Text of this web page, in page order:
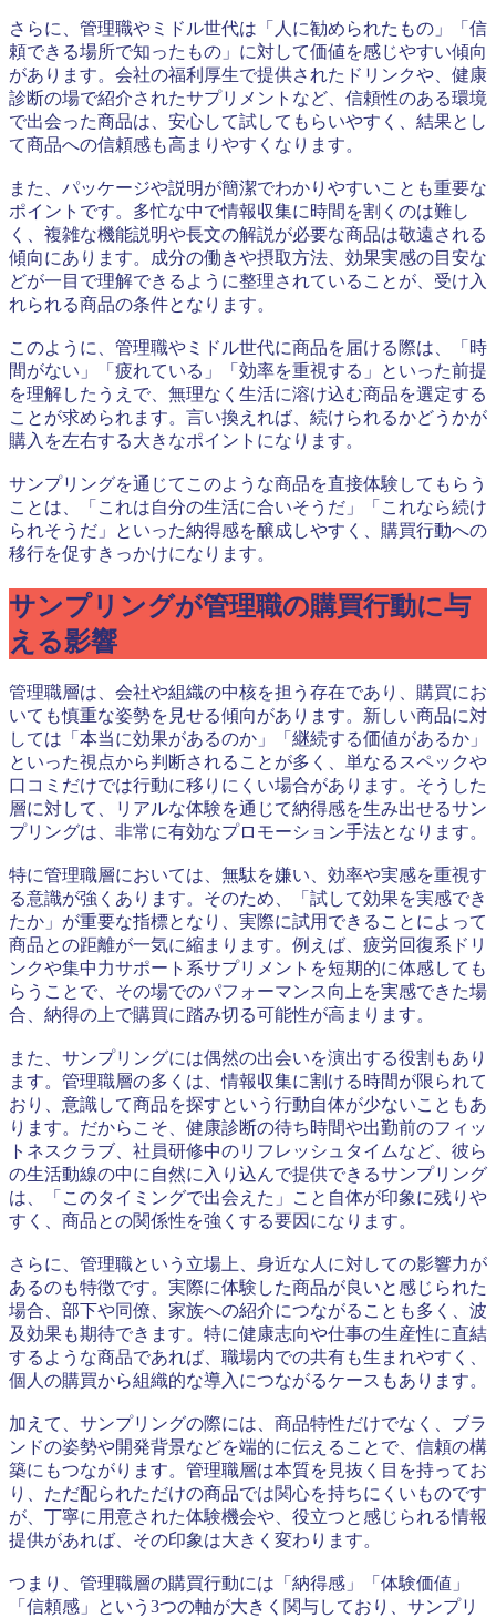
さらに、管理職やミドル世代は「人に勧められたもの」「信
頼できる場所で知ったもの」に対して価値を感じやすい傾向
があります。会社の福利厚生で提供されたドリンクや、健康
診断の場で紹介されたサプリメントなど、信頼性のある環境
で出会った商品は、安心して試してもらいやすく、結果とし
て商品への信頼感も高まりやすくなります。
また、パッケージや説明が簡潔でわかりやすいことも重要な
ポイントです。多忙な中で情報収集に時間を割くのは難し
く、複雑な機能説明や長文の解説が必要な商品は敬遠される
傾向にあります。成分の働きや摂取方法、効果実感の目安な
どが一目で理解できるように整理されていることが、受け入
れられる商品の条件となります。
このように、管理職やミドル世代に商品を届ける際は、「時
間がない」「疲れている」「効率を重視する」といった前提
を理解したうえで、無理なく生活に溶け込む商品を選定する
ことが求められます。言い換えれば、続けられるかどうかが
購入を左右する大きなポイントになります。
サンプリングを通じてこのような商品を直接体験してもらう
ことは、「これは自分の生活に合いそうだ」「これなら続け
られそうだ」といった納得感を醸成しやすく、購買行動への
移行を促すきっかけになります。
サンプリングが管理職の購買行動に与
える影響
管理職層は、会社や組織の中核を担う存在であり、購買にお
いても慎重な姿勢を見せる傾向があります。新しい商品に対
しては「本当に効果があるのか」「継続する価値があるか」
といった視点から判断されることが多く、単なるスペックや
口コミだけでは行動に移りにくい場合があります。そうした
層に対して、リアルな体験を通じて納得感を生み出せるサン
プリングは、非常に有効なプロモーション手法となります。
特に管理職層においては、無駄を嫌い、効率や実感を重視す
る意識が強くあります。そのため、「試して効果を実感でき
たか」が重要な指標となり、実際に試用できることによって
商品との距離が一気に縮まります。例えば、疲労回復系ドリ
ンクや集中力サポート系サプリメントを短期的に体感しても
らうことで、その場でのパフォーマンス向上を実感できた場
合、納得の上で購買に踏み切る可能性が高まります。
また、サンプリングには偶然の出会いを演出する役割もあり
ます。管理職層の多くは、情報収集に割ける時間が限られて
おり、意識して商品を探すという行動自体が少ないこともあ
ります。だからこそ、健康診断の待ち時間や出勤前のフィッ
トネスクラブ、社員研修中のリフレッシュタイムなど、彼ら
の生活動線の中に自然に入り込んで提供できるサンプリング
は、「このタイミングで出会えた」こと自体が印象に残りや
すく、商品との関係性を強くする要因になります。
さらに、管理職という立場上、身近な人に対しての影響力が
あるのも特徴です。実際に体験した商品が良いと感じられた
場合、部下や同僚、家族への紹介につながることも多く、波
及効果も期待できます。特に健康志向や仕事の生産性に直結
するような商品であれば、職場内での共有も生まれやすく、
個人の購買から組織的な導入につながるケースもあります。
加えて、サンプリングの際には、商品特性だけでなく、ブラ
ンドの姿勢や開発背景などを端的に伝えることで、信頼の構
築にもつながります。管理職層は本質を見抜く目を持ってお
り、ただ配られただけの商品では関心を持ちにくいものです
が、丁寧に用意された体験機会や、役立つと感じられる情報
提供があれば、その印象は大きく変わります。
つまり、管理職層の購買行動には「納得感」「体験価値」
「信頼感」という3つの軸が大きく関与しており、サンプリ